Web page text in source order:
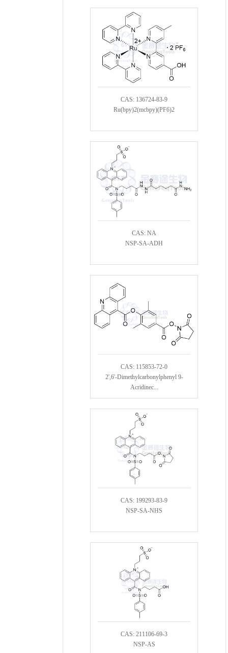
CAS: 136724-83-9
Ru(bpy)2(mcbpy)(PF6)2
CAS: NA
NSP-SA-ADH
CAS: 115853-72-0
2',6'-Dimethylcarbonylphenyl 9-
Acridinec...
CAS: 199293-83-9
NSP-SA-NHS
CAS: 211106-69-3
NSP-AS